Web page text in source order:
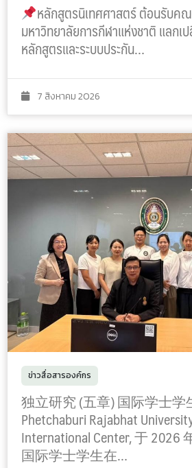
หลักสูตรนิเทศศาสตร์ ต้อนรับค
มหาวิทยาลัยการกีฬาแห่งชาติ แลก
หลักสูตรและระบบประกัน…
7 สิงหาคม 2026
ข่าวสื่อสารองค์กร
独立研究 (五章) 国际学士学
Phetchaburi Rajabhat
International Center, 于 2026
国际学士学生在…